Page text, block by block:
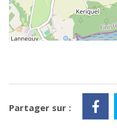
Partager sur :